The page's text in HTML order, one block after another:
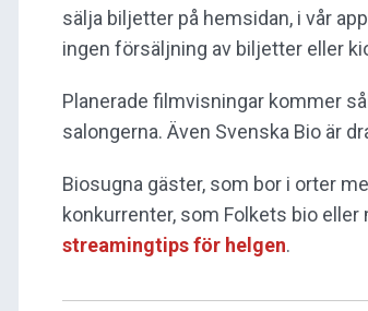
sälja biljetter på hemsidan, i vår
ingen försäljning av biljetter eller
Planerade filmvisningar kommer
salongerna. Även Svenska Bio är
Biosugna gäster, som bor i orter
konkurrenter, som Folkets bio eller
streamingtips för helgen.